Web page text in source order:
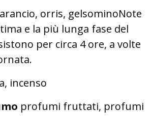
orris, gelsominoNote
e la più lunga fase del
per circa 4 ore, a volte
incenso
profumi fruttati, profumi